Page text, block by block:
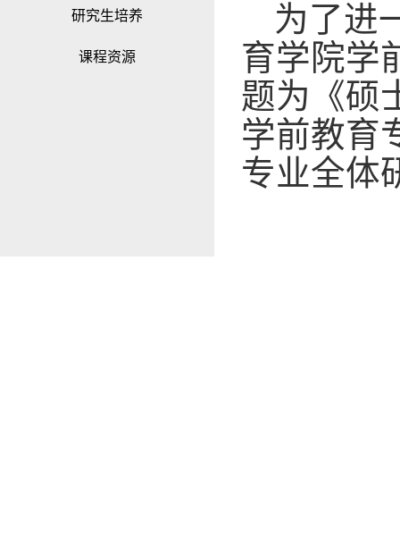
研究生培养
课程资源
为了进
育学院学
题为《硕
学前教育
专业全体